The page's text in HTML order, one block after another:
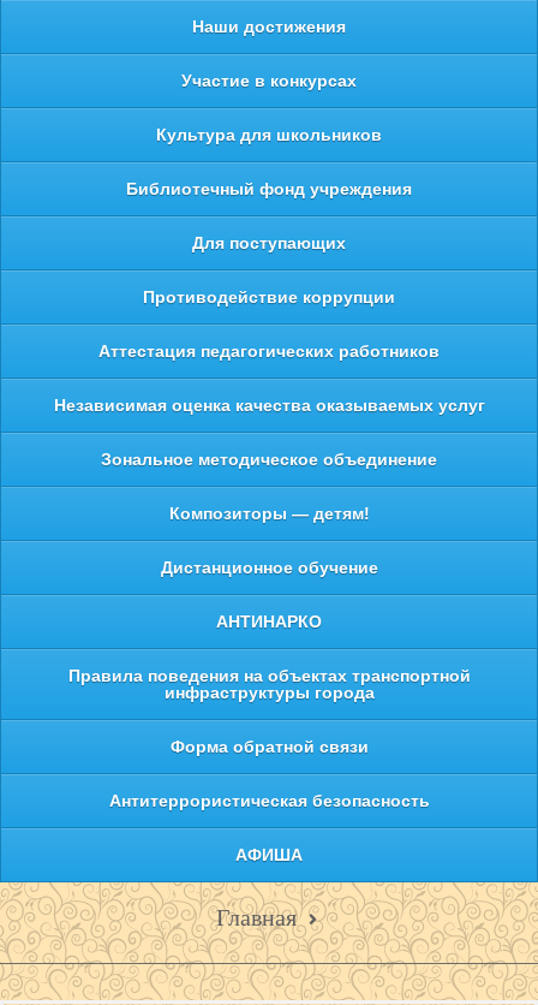
Наши достижения
Участие в конкурсах
Культура для школьников
Библиотечный фонд учреждения
Для поступающих
Противодействие коррупции
Аттестация педагогических работников
Независимая оценка качества оказываемых услуг
Зональное методическое объединение
Композиторы — детям!
Дистанционное обучение
АНТИНАРКО
Правила поведения на объектах транспортной
инфраструктуры города
Форма обратной связи
Антитеррористическая безопасность
АФИША
Главная